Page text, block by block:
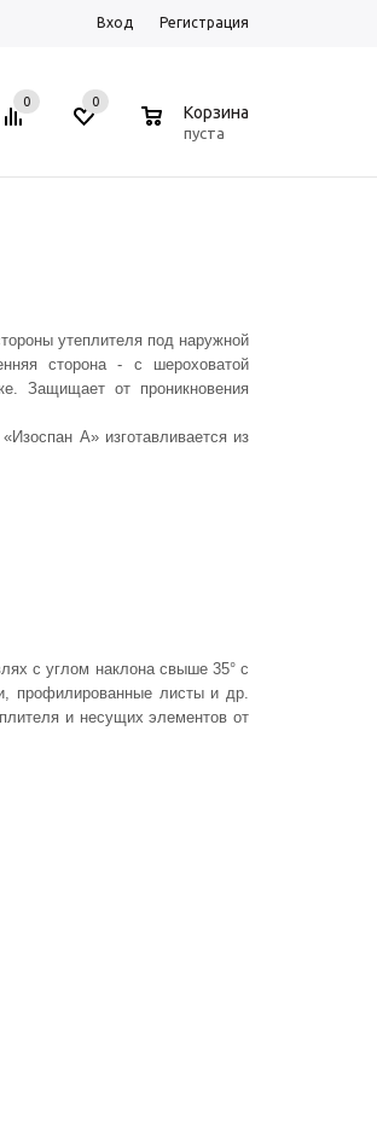
Вход Регистрация
0 0
Корзина
пуста
утеплителя под наружной
сторона - с шероховатой
Защищает от проникновения
А» изготавливается из
с углом наклона свыше 35° с
профилированные листы и др.
и несущих элементов от